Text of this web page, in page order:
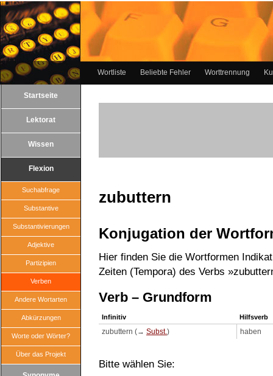
Wortliste Beliebte Fehler Worttrennung
Startseite
Lektorat
Wissen
Flexion
Suchabfrage
Substantive
Substantivierungen
Adjektive
Partizipien
Verben
Andere Wortarten
Abkürzungen
Worte oder Wörter?
Über das Projekt
zubuttern
Konjugation der
Hier finden Sie die Wortformen
Zeiten (Tempora) des Verbs
Verb – Grundform
Infinitiv Hilfsverb
zubuttern (→ Subst.) haben
Bitte wählen Sie: